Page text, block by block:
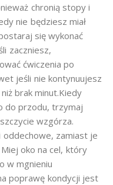
chronią stopy i
nie będziesz miał
się wykonać
zaczniesz,
ćwiczenia po
jeśli nie kontynuujesz
brak minut.Kiedy
do przodu, trzymaj
wzgórza.
zamiast je
oko na cel, który
w mgnieniu
poprawę kondycji jest